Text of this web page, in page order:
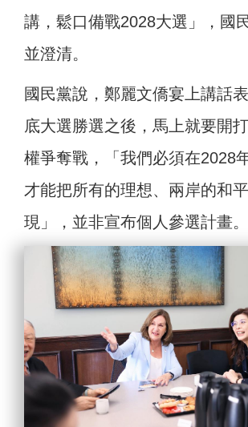
講，鬆口備戰2028大選」，國
並澄清。
國民黨說，鄭麗文僑宴上講話
底大選勝選之後，馬上就要開
權爭奪戰，「我們必須在2028
才能把所有的理想、兩岸的和
現 」， 並非宣布個人參選計畫。